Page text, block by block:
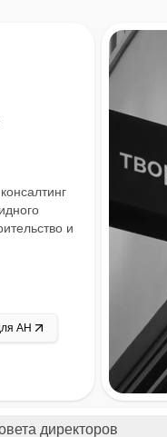
и
АН
директоров